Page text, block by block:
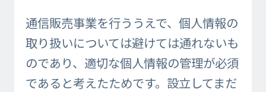
通信販売事業を行ううえで、個人情報の
取り扱いについては避けては通れないも
のであり、適切な個人情報の管理が必須
であると考えたためです。設立してまだ